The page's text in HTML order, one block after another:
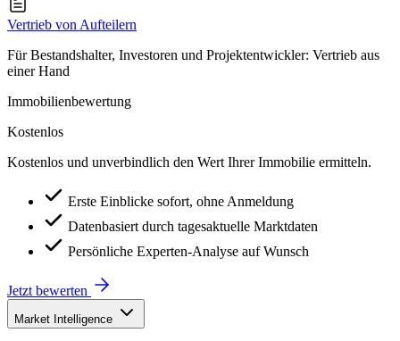
Vertrieb von Aufteilern
Für Bestandshalter, Investoren und Projektentwickler: Vertrieb aus
einer Hand
Immobilienbewertung
Kostenlos
Kostenlos und unverbindlich den Wert Ihrer Immobilie ermitteln.
Erste Einblicke sofort, ohne Anmeldung
Datenbasiert durch tagesaktuelle Marktdaten
Persönliche Experten-Analyse auf Wunsch
Jetzt bewerten
Market Intelligence